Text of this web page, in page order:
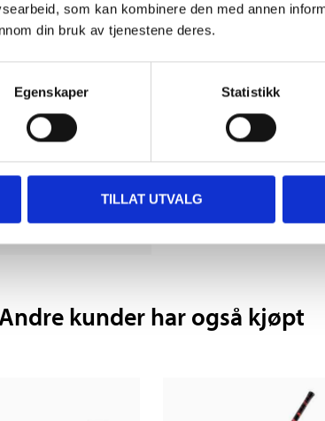
som kan kombinere den med annen
din bruk av tjenestene deres.
Egenskaper Statistikk
TILLAT UTVALG
DEL OPP DIN
kunder har også kjøpt